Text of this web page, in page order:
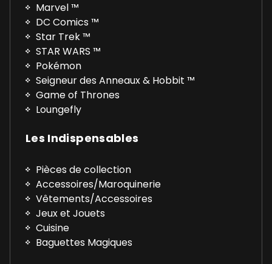
Marvel ™
DC Comics ™
Star Trek ™
STAR WARS ™
Pokémon
Seigneur des Anneaux & Hobbit ™
Game of Thrones
Loungefly
Les Indispensables
Pièces de collection
Accessoires/Maroquinerie
Vêtements/Accessoires
Jeux et Jouets
Cuisine
Baguettes Magiques